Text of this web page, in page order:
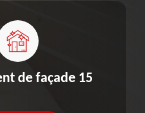
de façade 15